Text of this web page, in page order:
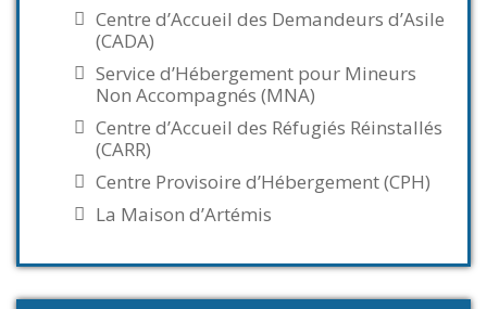
Centre d’Accueil des Demandeurs d’Asile
(CADA)
Service d’Hébergement pour Mineurs
Non Accompagnés (MNA)
Centre d’Accueil des Réfugiés Réinstallés
(CARR)
Centre Provisoire d’Hébergement (CPH)
La Maison d’Artémis